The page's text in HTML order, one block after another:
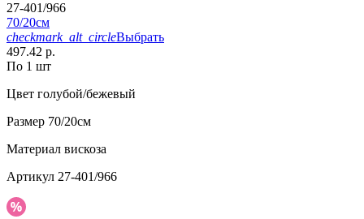
27-401/966
70/20см
checkmark_alt_circleВыбрать
497.42 р.
По 1 шт
Цвет голубой/бежевый
Размер 70/20см
Материал вискоза
Артикул 27-401/966